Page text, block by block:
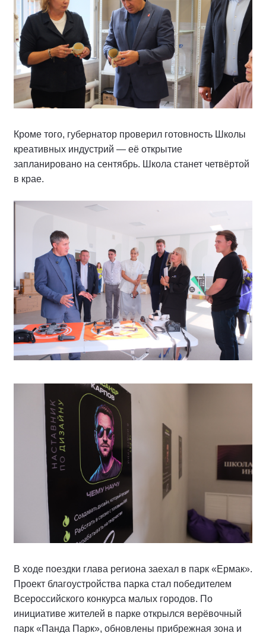
Кроме того, губернатор проверил готовность Школы
креативных индустрий — её открытие
запланировано на сентябрь. Школа станет четвёртой
в крае.
В ходе поездки глава региона заехал в парк «Ермак».
Проект благоустройства парка стал победителем
Всероссийского конкурса малых городов. По
инициативе жителей в парке открылся верёвочный
парк «Панда Парк», обновлены прибрежная зона и